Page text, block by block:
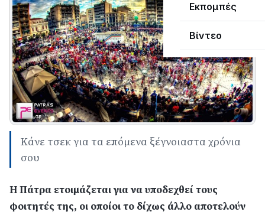
Εκπομπές
Βίντεο
Κάνε τσεκ για τα επόμενα ξέγνοιαστα χρόνια
σου
Η Πάτρα ετοιμάζεται για να υποδεχθεί τους
φοιτητές της, οι οποίοι το δίχως άλλο αποτελούν